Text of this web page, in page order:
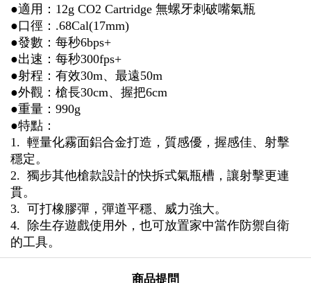
●適用：12g CO2 Cartridge 無螺牙刺破嘴氣瓶
●口徑：.68Cal(17mm)
●發數：每秒6bps+
●出速：每秒300fps+
●射程：有效30m、最遠50m
●外觀：槍長30cm、握把6cm
●重量：990g
●特點：
1. 輕量化霧面鋁合金打造，質感優，握感佳、射擊
穩定 。
2. 獨步其他槍款設計的快拆式氣瓶槽，讓射擊更連
貫。
3. 可打橡膠彈，彈道平穩、威力強大。
4. 除生存遊戲使用外， 也可放置家中當作防禦自衛
的工具。
商品提問